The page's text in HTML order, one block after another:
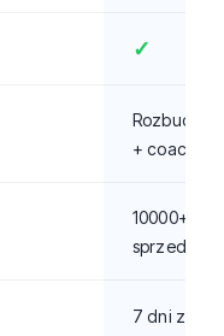
✓
+ coaching
10000+
7 dni za